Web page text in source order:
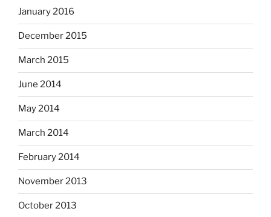
January 2016
December 2015
March 2015
June 2014
May 2014
March 2014
February 2014
November 2013
October 2013